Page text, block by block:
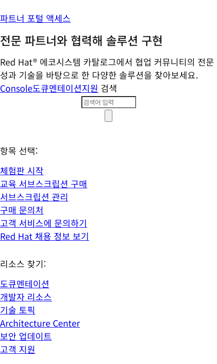
파트너 포털 액세스
전문 파트너와 협력해 솔루션 구현
Red Hat® 에코시스템 카탈로그에서 협업 커뮤니티의 전문
성과 기술을 바탕으로 한 다양한 솔루션을 찾아보세요.
Console도큐멘테이션지원 검색
항목 선택:
체험판 시작
교육 서브스크립션 구매
서브스크립션 관리
구매 문의처
고객 서비스에 문의하기
Red Hat 채용 정보 보기
리소스 찾기:
도큐멘테이션
개발자 리소스
기술 토픽
Architecture Center
보안 업데이트
고객 지원